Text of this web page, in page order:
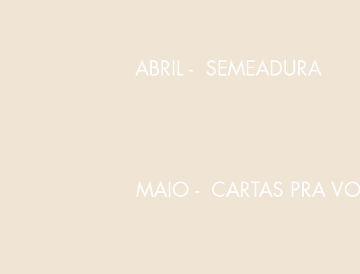
ABRIL - SEMEADURA
MAIO - CARTAS PRA